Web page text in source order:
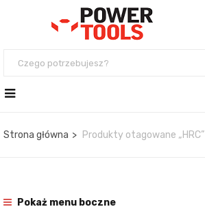
Strona główna Produkty otagowane „HRC”
Pokaż menu boczne